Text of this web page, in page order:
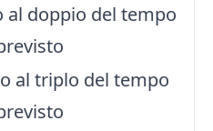
al doppio del tempo
al triplo del tempo